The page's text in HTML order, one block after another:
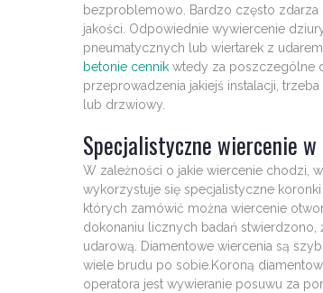
bezproblemowo. Bardzo często
jakości. Odpowiednie wywiercenie
pneumatycznych lub wiertarek z
betonie cennik wtedy za poszczególne
przeprowadzenia jakiejś instalacji,
lub drzwiowy.
Specjalistyczne wiercenie
W zależności o jakie wiercenie chodzi,
wykorzystuje się specjalistyczne
których zamówić można wiercenie
dokonaniu licznych badań stwierdzono,
udarową. Diamentowe wiercenia są
wiele brudu po sobie.Koroną
operatora jest wywieranie posuwu za